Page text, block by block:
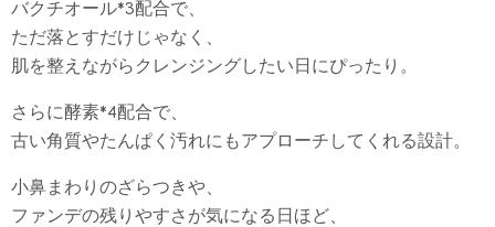
バクチオール*3配合で、
ただ落とすだけじゃなく、
肌を整えながらクレンジングしたい日にぴったり。
さらに酵素*4配合で、
古い角質やたんぱく汚れにもアプローチしてくれる設計。
小鼻まわりのざらつきや、
ファンデの残りやすさが気になる日ほど、